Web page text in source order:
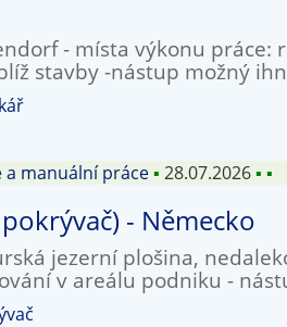
- místa výkonu práce:
stavby -nástup možný
a manuální práce▪ 28.07.2026▪ ▪
- Německo
jezerní plošina,
v areálu podniku -